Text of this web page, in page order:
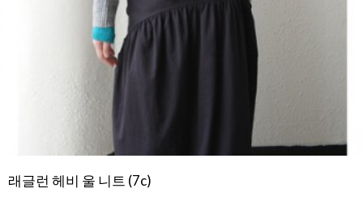
래글런 헤비 울 니트 (7c)